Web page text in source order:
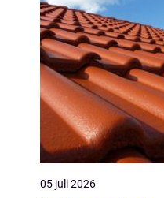
05 juli 2026